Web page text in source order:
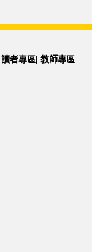
讀者專區| 教師專區